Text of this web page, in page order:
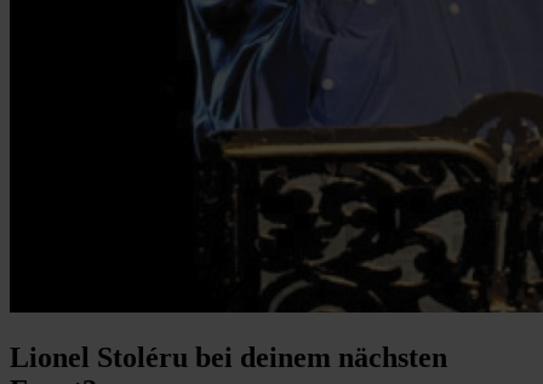
Lionel Stoléru bei deinem nächsten